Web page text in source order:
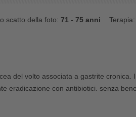
scatto della foto: 71 - 75 anni Terapia:
del volto associata a gastrite
eradicazione con antibiotici. senza